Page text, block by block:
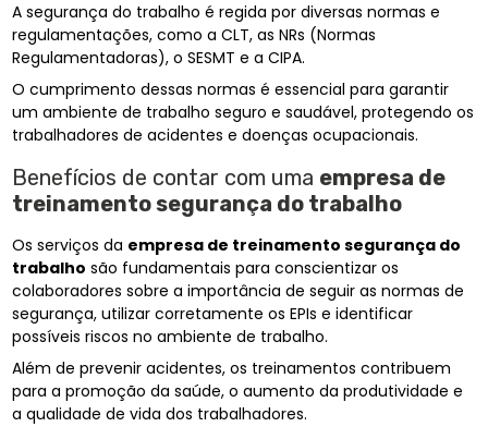
A segurança do trabalho é regida por diversas normas e
regulamentações, como a CLT, as NRs (Normas
Regulamentadoras), o SESMT e a CIPA.
O cumprimento dessas normas é essencial para garantir
um ambiente de trabalho seguro e saudável, protegendo os
trabalhadores de acidentes e doenças ocupacionais.
Benefícios de contar com uma empresa de
treinamento segurança do trabalho
Os serviços da empresa de treinamento segurança do
trabalho são fundamentais para conscientizar os
colaboradores sobre a importância de seguir as normas de
segurança, utilizar corretamente os EPIs e identificar
possíveis riscos no ambiente de trabalho.
Além de prevenir acidentes, os treinamentos contribuem
para a promoção da saúde, o aumento da produtividade e
a qualidade de vida dos trabalhadores.